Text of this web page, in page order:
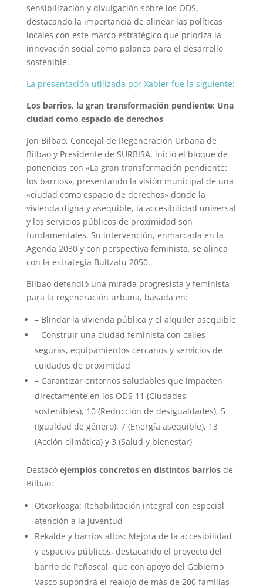
sensibilización y divulgación sobre los ODS,
destacando la importancia de alinear las políticas
locales con este marco estratégico que prioriza la
innovación social como palanca para el desarrollo
sostenible.
La presentación utilizada por Xabier fue la siguiente:
Los barrios, la gran transformación pendiente: Una
ciudad como espacio de derechos
Jon Bilbao, Concejal de Regeneración Urbana de
Bilbao y Presidente de SURBISA, inició el bloque de
ponencias con «La gran transformación pendiente:
los barrios», presentando la visión municipal de una
«ciudad como espacio de derechos» donde la
vivienda digna y asequible, la accesibilidad universal
y los servicios públicos de proximidad son
fundamentales. Su intervención, enmarcada en la
Agenda 2030 y con perspectiva feminista, se alinea
con la estrategia Bultzatu 2050.
Bilbao defendió una mirada progresista y feminista
para la regeneración urbana, basada en:
– Blindar la vivienda pública y el alquiler asequible
– Construir una ciudad feminista con calles
seguras, equipamientos cercanos y servicios de
cuidados de proximidad
– Garantizar entornos saludables que impacten
directamente en los ODS 11 (Ciudades
sostenibles), 10 (Reducción de desigualdades), 5
(Igualdad de género), 7 (Energía asequible), 13
(Acción climática) y 3 (Salud y bienestar)
Destacó ejemplos concretos en distintos barriosde
Bilbao:
Otxarkoaga: Rehabilitación integral con especial
atención a la juventud
Rekalde y barrios altos: Mejora de la accesibilidad
y espacios públicos, destacando el proyecto del
barrio de Peñascal, que con apoyo del Gobierno
Vasco supondrá el realojo de más de 200 familias